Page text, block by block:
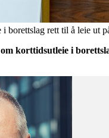
i borettslag rett til å leie ut
korttidsutleie i